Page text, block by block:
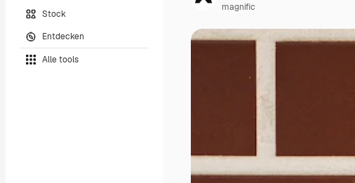
Stock
Entdecken
Alle tools
magnific